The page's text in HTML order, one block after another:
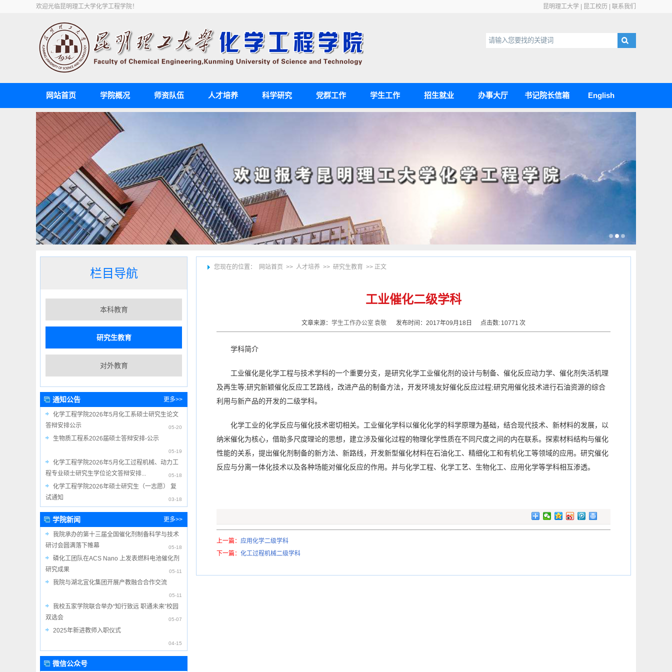
欢迎光临昆明理工大学化学工程学院！ 昆明理工大学 昆工校历 联系我们
网站首页 学院概况 师资队伍 人才培养 科学研究 党群工作 学生工作 招生就业 办事大厅 书记院长信箱 English
栏目导航
本科教育
研究生教育
对外教育
更多>>
通知公告
05-20
化学工程学院2026年5月化工系硕士研究生论文
答辩安排公示
05-19
生物质工程系2026届硕士答辩安排-公示
05-18
化学工程学院2026年5月化工过程机械、动力工
程专业硕士研究生学位论文答辩安排...
03-18
化学工程学院2026年硕士研究生（一志愿） 复
试通知
更多>>
学院新闻
05-18
我院承办的第十三届全国催化剂制备科学与技术
研讨会圆满落下帷幕
05-11
磷化工团队在ACS Nano 上发表燃料电池催化剂
研究成果
05-11
我院与湖北宜化集团开展产教融合合作交流
05-07
我校五家学院联合举办“知行致远 职通未来”校园
双选会
04-15
2025年新进教师入职仪式
微信公众号
您现在的位置： 网站首页 >> 人才培养 >> 研究生教育 >> 正文
工业催化二级学科
文章来源： 学生工作办公室袁敬 发布时间：2017年09月18日 点击数: 10771 次
学科简介
工业催化是化学工程与技术学科的一个重要分支，是研究化学工业催化剂的设计与制备、催化反应动力学、催化剂失活机理
及再生等;研究新颖催化反应工艺路线，改进产品的制备方法，开发环境友好催化反应过程;研究用催化技术进行石油资源的综合
利用与新产品的开发的二级学科。
化学工业的化学反应与催化技术密切相关。工业催化学科以催化化学的科学原理为基础，结合现代技术、新材料的发展，以
纳米催化为核心，借助多尺度理论的思想，建立涉及催化过程的物理化学性质在不同尺度之间的内在联系。探索材料结构与催化
性能的关系，提出催化剂制备的新方法、新路线，开发新型催化材料在石油化工、精细化工和有机化工等领域的应用。研究催化
反应与分离一体化技术以及各种场能对催化反应的作用。并与化学工程、化学工艺、生物化工、应用化学等学科相互渗透。
上一篇： 应用化学二级学科
下一篇： 化工过程机械二级学科